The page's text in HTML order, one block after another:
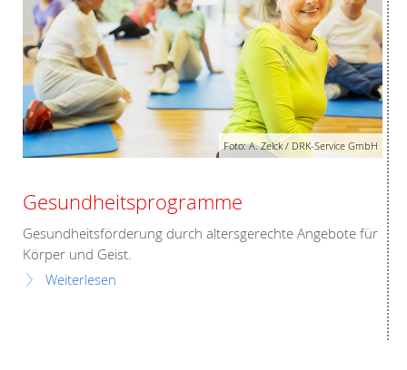
Foto: A. Zelck / DRK-Service GmbH
Gesundheitsprogramme
Gesundheitsförderung durch altersgerechte Angebote für
Körper und Geist.
Weiterlesen